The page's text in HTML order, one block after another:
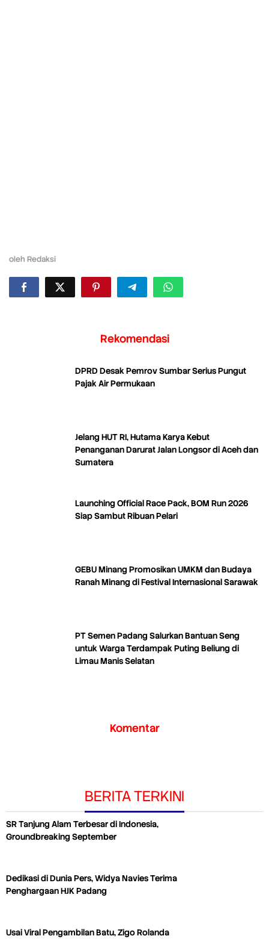
oleh Redaksi
Rekomendasi
DPRD Desak Pemrov Sumbar Serius Pungut
Pajak Air Permukaan
Jelang HUT RI, Hutama Karya Kebut
Penanganan Darurat Jalan Longsor di Aceh dan
Sumatera
Launching Official Race Pack, BOM Run 2026
Siap Sambut Ribuan Pelari
GEBU Minang Promosikan UMKM dan Budaya
Ranah Minang di Festival Internasional Sarawak
PT Semen Padang Salurkan Bantuan Seng
untuk Warga Terdampak Puting Beliung di
Limau Manis Selatan
Komentar
BERITA TERKINI
SR Tanjung Alam Terbesar di Indonesia,
Groundbreaking September
Dedikasi di Dunia Pers, Widya Navies Terima
Penghargaan HJK Padang
Usai Viral Pengambilan Batu, Zigo Rolanda